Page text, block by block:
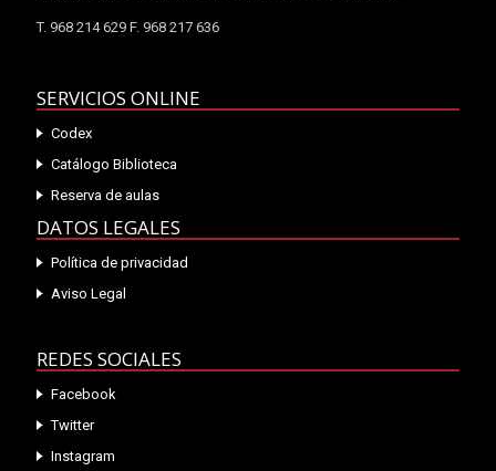
T. 968 214 629 F. 968 217 636
SERVICIOS ONLINE
Codex
Catálogo Biblioteca
Reserva de aulas
DATOS LEGALES
Política de privacidad
Aviso Legal
REDES SOCIALES
Facebook
Twitter
Instagram